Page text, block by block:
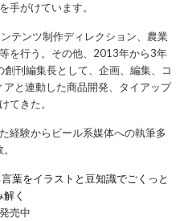
手がけています。
テンツ制作ディレクション、農業
を行う。その他、2013年から3年
刊編集長として、企画、編集、コ
と連動した商品開発、タイアップ
てきた。
経験からビール系媒体への執筆多
葉をイラストと豆知識でごくっと
解く
売中